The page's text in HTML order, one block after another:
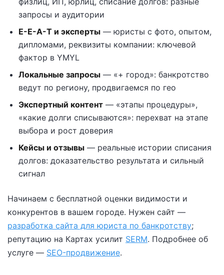
запросы и аудитории
E-E-A-T и эксперты — юристы с фото, опытом,
дипломами, реквизиты компании: ключевой
фактор в YMYL
Локальные запросы — «+ город»: банкротство
ведут по региону, продвигаемся по гео
Экспертный контент — «этапы процедуры»,
«какие долги списываются»: перехват на этапе
выбора и рост доверия
Кейсы и отзывы — реальные истории списания
долгов: доказательство результата и сильный
сигнал
Начинаем с бесплатной оценки видимости и
конкурентов в вашем городе. Нужен сайт —
разработка сайта для юриста по банкротству;
репутацию на Картах усилит SERM. Подробнее об
услуге — SEO-продвижение.